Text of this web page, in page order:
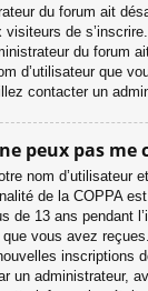
du forum ait
visiteurs de
du forum
d’utilisateur que
contacter un
peux pas me
nom d’utilisateur
de la COPPA
de 13 ans pendant
vous avez
inscriptions
un administrateur,